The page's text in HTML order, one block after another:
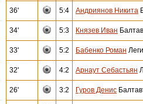
36' 5:4 Андриянов Никита
34' 5:3 Князев Иван
33' 5:2 Бабенко Роман
32' 4:2 Арнаут Себастьян
26' 3:2 Гуров Денис